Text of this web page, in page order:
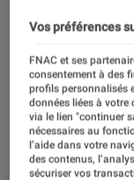
Vos préférences
FNAC et ses
consentement à des
profils personnalisés
données liées à votre
via le lien "continuer
nécessaires au
l’aide dans votre
des contenus,
sécuriser vos